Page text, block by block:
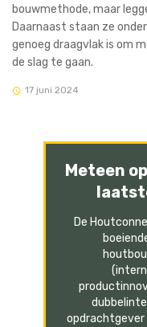
bouwmethode, maar
Daarnaast staan ze
genoeg draagvlak is om
de slag te gaan.
17 juni 2024
Meteen
De